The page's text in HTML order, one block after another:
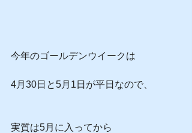
今年のゴールデンウイークは
4月30日と5月1日が平日なので、
実質は5月に入ってから